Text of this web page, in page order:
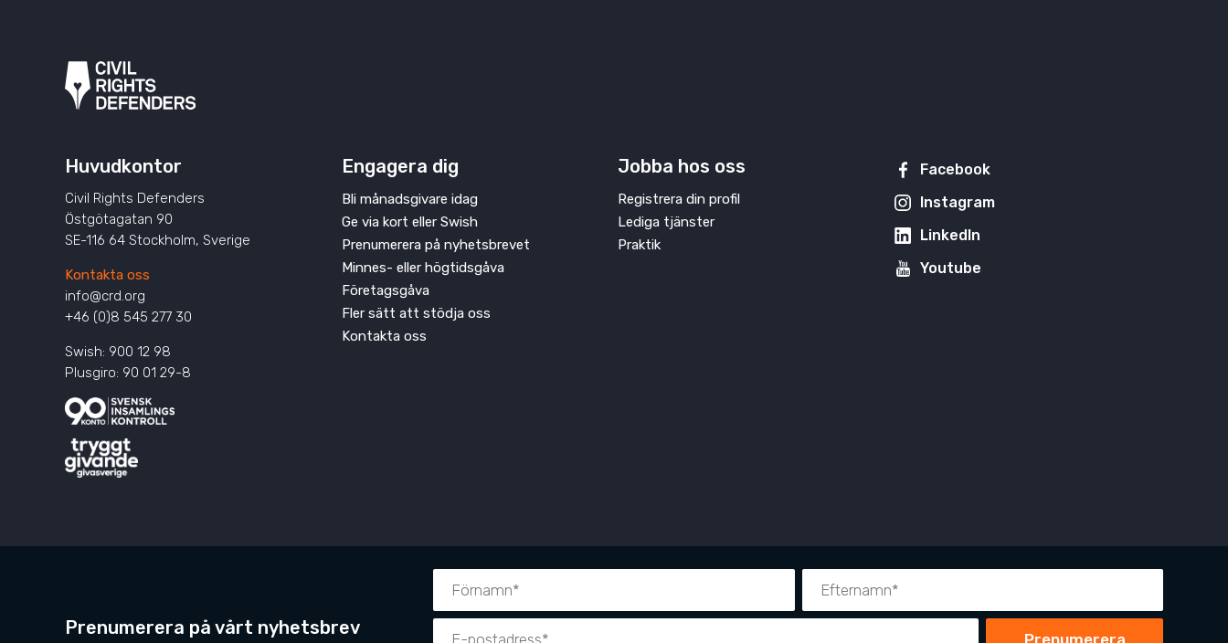
Huvudkontor
Civil Rights Defenders
Östgötagatan 90
SE-116 64 Stockholm, Sverige
Kontakta oss
info@crd.org
+46 (0)8 545 277 30
Swish: 900 12 98
Plusgiro: 90 01 29-8
Engagera dig
Bli månadsgivare idag
Ge via kort eller Swish
Prenumerera på nyhetsbrevet
Minnes- eller högtidsgåva
Företagsgåva
Fler sätt att stödja oss
Kontakta oss
Jobba hos oss
Registrera din profil
Lediga tjänster
Praktik
Facebook
Instagram
LinkedIn
Youtube
Prenumerera på vårt nyhetsbrev